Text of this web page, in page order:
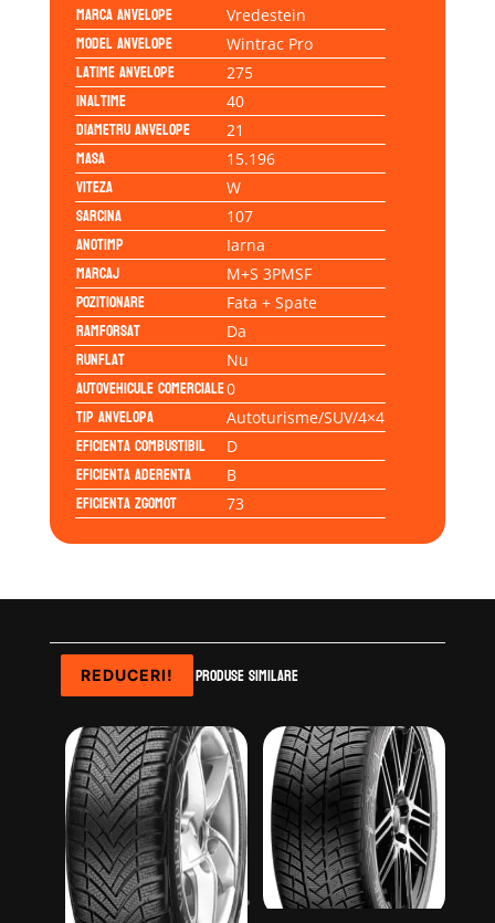
Marca anvelope Vredestein
Model anvelope Wintrac Pro
Latime anvelope 275
Inaltime 40
Diametru anvelope 21
Masa 15.196
Viteza W
Sarcina 107
Anotimp Iarna
Marcaj M+S 3PMSF
Pozitionare Fata + Spate
Ramforsat Da
Runflat Nu
Autovehicule comerciale0
Tip anvelopa Autoturisme/SUV/4×4
Eficienta Combustibil D
Eficienta Aderenta B
Eficienta Zgomot 73
Produse similare
REDUCERI!
REDUCERI!
REDUCERI!
REDUCERI!